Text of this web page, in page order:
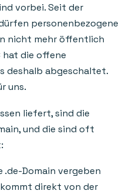
vorbei. Seit der
personenbezogene
nicht mehr öffentlich
hat die offene
deshalb abgeschaltet.
uns.
liefert, sind die
und die sind oft
.de-Domain vergeben
direkt von der